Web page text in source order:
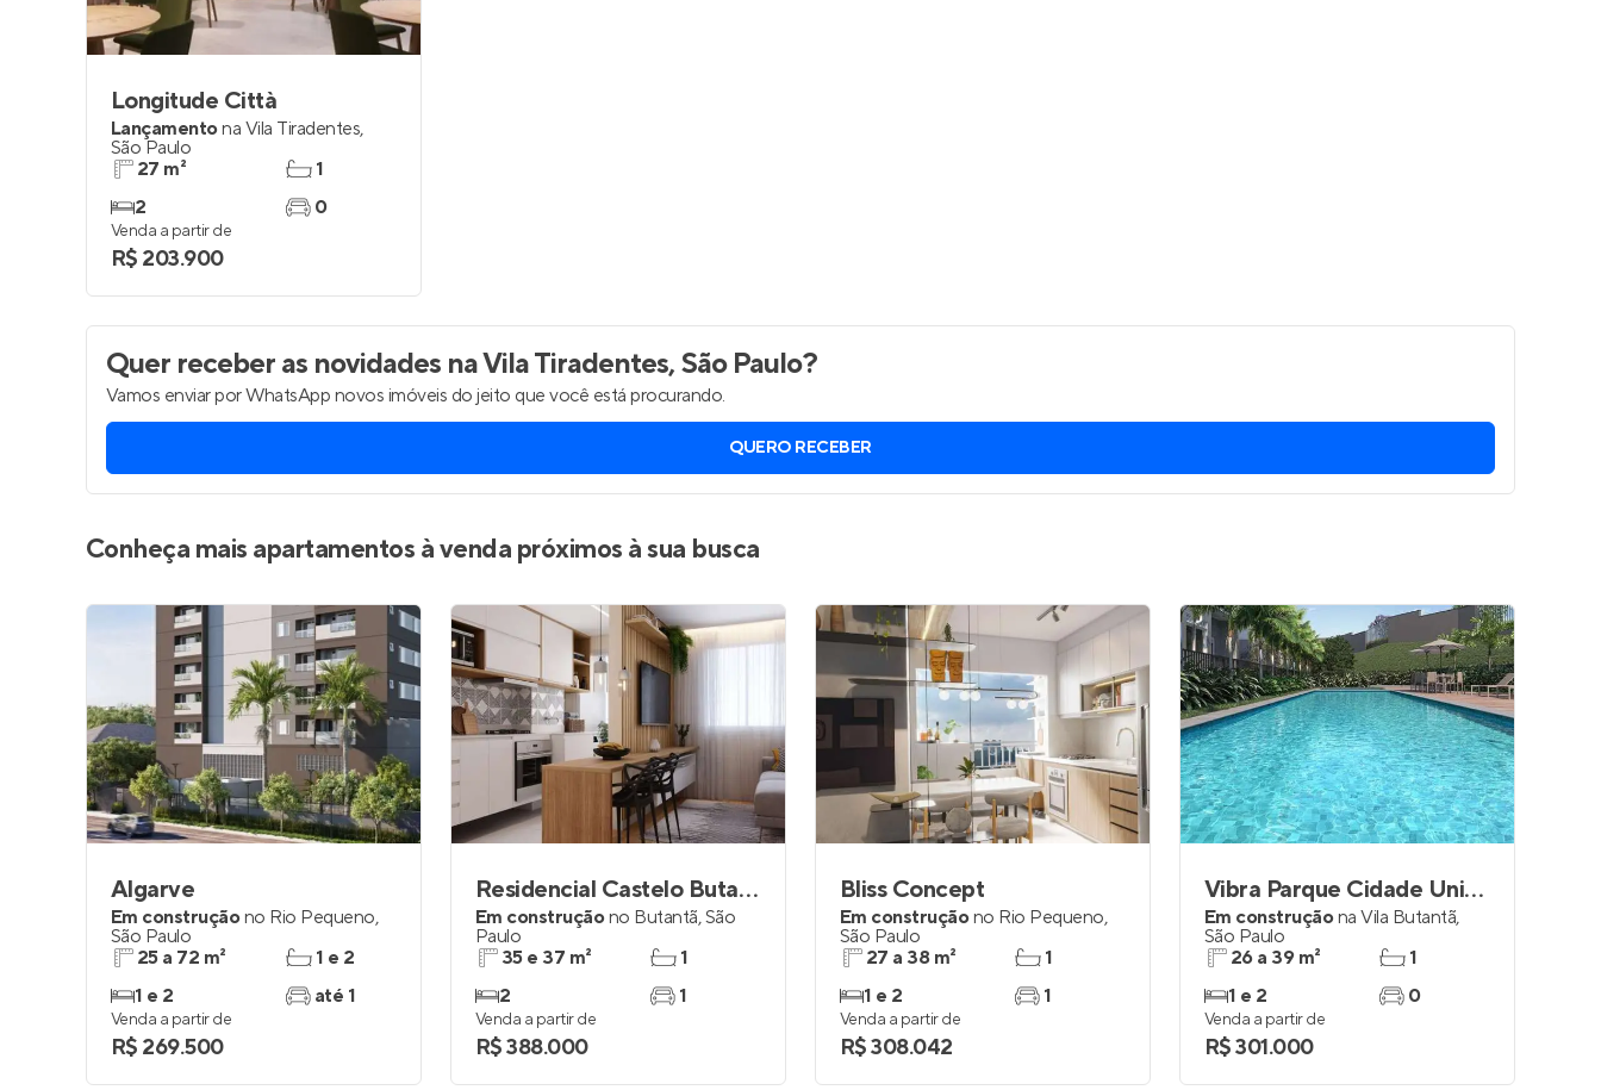
Longitude Città
Lançamentona Vila Tiradentes,
São Paulo
27 m²
2
1
0
Venda a partir de
R$ 203.900
Quer receber as novidades na Vila Tiradentes, São Paulo?
Vamos enviar por WhatsApp novos imóveis do jeito que você está procurando.
QUERO RECEBER
Conheça mais apartamentos à venda próximos à sua busca
Algarve
Em construçãono Rio Pequeno,
São Paulo
25 a 72 m²
1 e 2
1 e 2
até 1
Venda a partir de
R$ 269.500
Residencial Castelo Butantã
Em construçãono Butantã,São
Paulo
35 e 37 m²
2
1
1
Venda a partir de
R$ 388.000
Bliss Concept
Em construçãono Rio Pequeno,
São Paulo
27 a 38 m²
1 e 2
1
1
Venda a partir de
R$ 308.042
Vibra Parque Cidade Universitária
Em construçãona Vila Butantã,
São Paulo
26 a 39 m²
1 e 2
1
0
Venda a partir de
R$ 301.000